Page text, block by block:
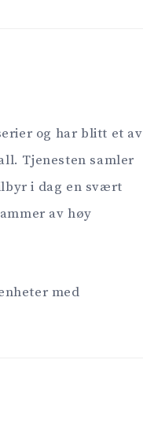
og har blitt et av
Tjenesten samler
i dag en svært
av høy
med